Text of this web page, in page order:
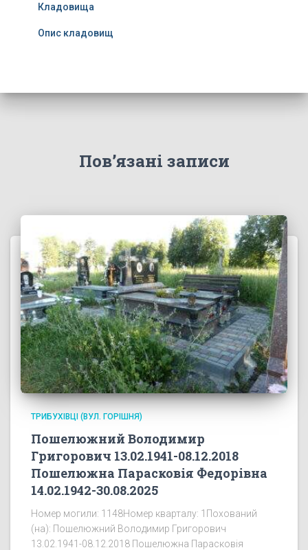
Кладовища
Опис кладовищ
Пов’язані записи
ТРИБУХІВЦІ (ВУЛ. ГОРІШНЯ)
Пошелюжний Володимир
Григорович 13.02.1941-08.12.2018
Пошелюжна Парасковія Федорівна
14.02.1942-30.08.2025
Номер могили: 1148Номер кварталу: 1Похований
(на): Пошелюжний Володимир Григорович
13.02.1941-08.12.2018 Пошелюжна Парасковія